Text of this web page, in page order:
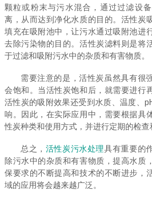
颗粒或粉末与污水混合，通过过滤设
离，从而达到净化水质的目的。活性炭
填充在吸附池中，让污水通过吸附池进
去除污染物的目的。活性炭滤料则是将
于过滤和吸附污水中的杂质和有害物质。
需要注意的是，活性炭虽然具有很
会饱和。当活性炭饱和后，就需要进行
活性炭的吸附效果还受到水质、温度、
响。因此，在实际应用中，需要根据具
性炭种类和使用方式，并进行定期的检查
总之， 活性炭污水处理具有重要的
除污水中的杂质和有害物质，提高水质
保要求的不断提高和技术的不断进步，
域的应用将会越来越广泛。